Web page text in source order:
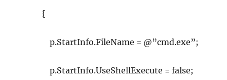
{
p.StartInfo.FileName = @”cmd.exe”;
p.StartInfo.UseShellExecute = false;